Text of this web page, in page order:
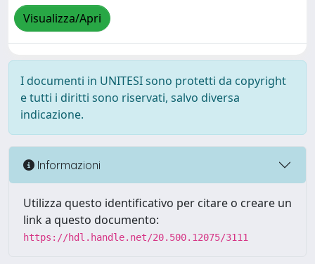
Visualizza/Apri
I documenti in UNITESI sono protetti da copyright
e tutti i diritti sono riservati, salvo diversa
indicazione.
Informazioni
Utilizza questo identificativo per citare o creare un
link a questo documento:
https://hdl.handle.net/20.500.12075/3111